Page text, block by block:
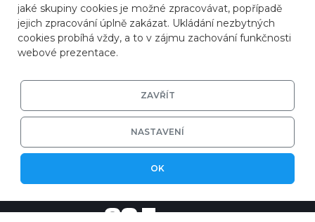
EFRR
|Nastavení cookies
jaké skupiny cookies je možné zpracovávat, popřípadě
jejich zpracování úplně zakázat. Ukládání nezbytných
cookies probíhá vždy, a to v zájmu zachování funkčnosti
webové prezentace.
ZAVŘÍT
NASTAVENÍ
OK